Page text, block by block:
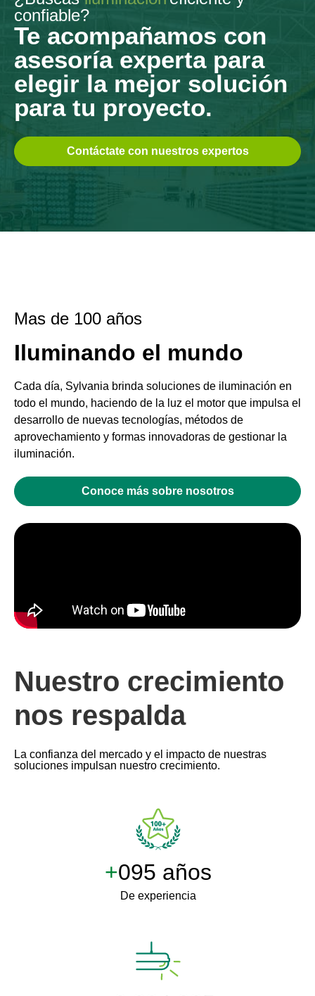
confiable?
Te acompañamos con
asesoría experta para
elegir la mejor solución
para tu proyecto.
Contáctate con nuestros expertos
Mas de 100 años
Iluminando el mundo
Cada día, Sylvania brinda soluciones de iluminación en
todo el mundo, haciendo de la luz el motor que impulsa el
desarrollo de nuevas tecnologías, métodos de
aprovechamiento y formas innovadoras de gestionar la
iluminación.
Conoce más sobre nosotros
Nuestro crecimiento
nos respalda
La confianza del mercado y el impacto de nuestras
soluciones impulsan nuestro crecimiento.
+100 años
De experiencia